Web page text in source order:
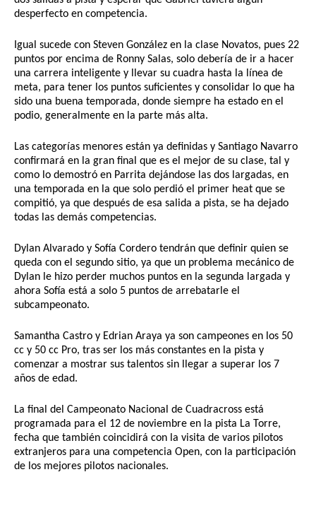
desperfecto en competencia.
Igual sucede con Steven González en la clase Novatos, pues 22
puntos por encima de Ronny Salas, solo debería de ir a hacer
una carrera inteligente y llevar su cuadra hasta la línea de
meta, para tener los puntos suficientes y consolidar lo que ha
sido una buena temporada, donde siempre ha estado en el
podio, generalmente en la parte más alta.
Las categorías menores están ya definidas y Santiago Navarro
confirmará en la gran final que es el mejor de su clase, tal y
como lo demostró en Parrita dejándose las dos largadas, en
una temporada en la que solo perdió el primer heat que se
compitió, ya que después de esa salida a pista, se ha dejado
todas las demás competencias.
Dylan Alvarado y Sofía Cordero tendrán que definir quien se
queda con el segundo sitio, ya que un problema mecánico de
Dylan le hizo perder muchos puntos en la segunda largada y
ahora Sofía está a solo 5 puntos de arrebatarle el
subcampeonato.
Samantha Castro y Edrian Araya ya son campeones en los 50
cc y 50 cc Pro, tras ser los más constantes en la pista y
comenzar a mostrar sus talentos sin llegar a superar los 7
años de edad.
La final del Campeonato Nacional de Cuadracross está
programada para el 12 de noviembre en la pista La Torre,
fecha que también coincidirá con la visita de varios pilotos
extranjeros para una competencia Open, con la participación
de los mejores pilotos nacionales.